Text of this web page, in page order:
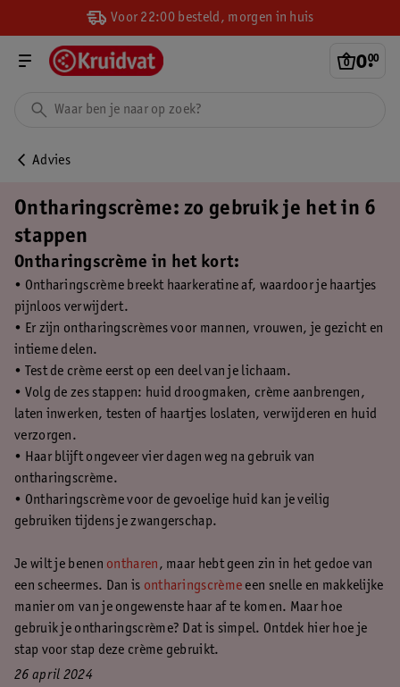
Voor 22:00 besteld, morgen in huis
0.
00
Advies
Ontharingscrème: zo gebruik je het in 6
stappen
Ontharingscrème in het kort:
• Ontharingscrème breekt haarkeratine af, waardoor je haartjes
pijnloos verwijdert.
• Er zijn ontharingscrèmes voor mannen, vrouwen, je gezicht en
intieme delen.
• Test de crème eerst op een deel van je lichaam.
• Volg de zes stappen: huid droogmaken, crème aanbrengen,
laten inwerken, testen of haartjes loslaten, verwijderen en huid
verzorgen.
• Haar blijft ongeveer vier dagen weg na gebruik van
ontharingscrème.
• Ontharingscrème voor de gevoelige huid kan je veilig
gebruiken tijdens je zwangerschap.
Je wilt je benen ontharen, maar hebt geen zin in het gedoe van
een scheermes. Dan is ontharingscrème een snelle en makkelijke
manier om van je ongewenste haar af te komen. Maar hoe
gebruik je ontharingscrème? Dat is simpel. Ontdek hier hoe je
stap voor stap deze crème gebruikt.
26 april 2024